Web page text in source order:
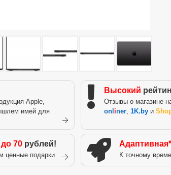
Apple,
имей для
Высокий
Отзывы о магазине
onl iner, 1K.by и
до 70 рублей!
ценные подарки
Адаптивная*
К точному